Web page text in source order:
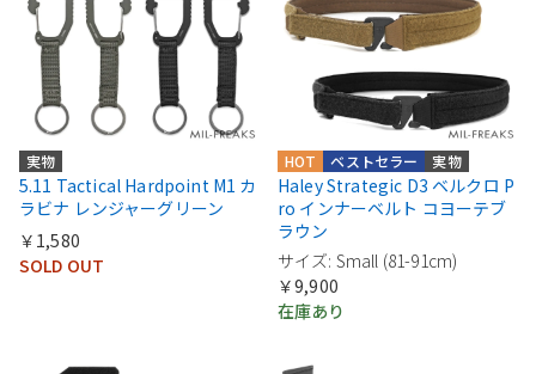
実物
5.11 Tactical Hardpoint M1 カ
ラビナ レンジャーグリーン
￥1,580
SOLD OUT
実物
ベストセラー
HOT
Haley Strategic D3 ベルクロ P
ro インナーベルト コヨーテブ
ラウン
サイズ: Small (81-91cm)
￥9,900
在庫あり